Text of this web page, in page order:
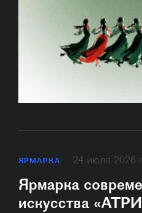
ЯРМАРКА 24 июля 2026
Ярмарка
искусства